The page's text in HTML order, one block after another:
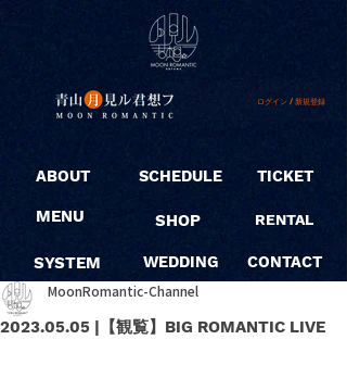
ログイン / 新規登録
ABOUT
MENU
SYSTEM
SCHEDULE
SHOP
WEDDING
TICKET
RENTAL
CONTACT
2023.05.05 |【観覧】BIG ROMANTIC LIVE
MoonRomantic-Channel